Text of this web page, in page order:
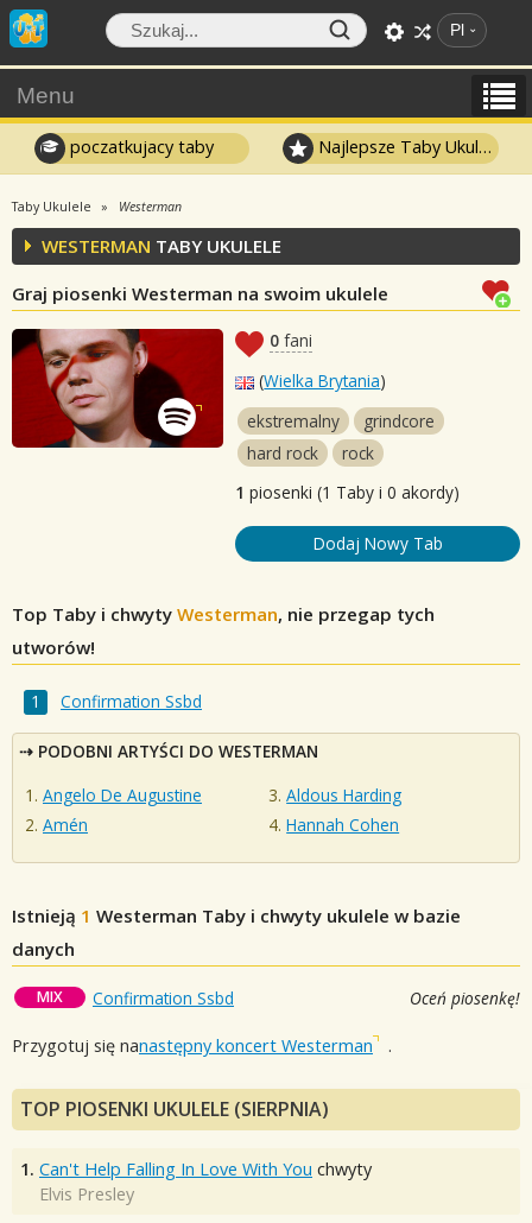
Pl
Menu
poczatkujacy taby Najlepsze Taby Ukulele
Taby Ukulele Westerman
WESTERMAN TABY UKULELE
Graj piosenki Westerman na swoim ukulele
0 fani
(Wielka Brytania)
ekstremalny
grindcore
hard rock
rock
1 piosenki (1 Taby i 0 akordy)
Dodaj Nowy Tab
Top Taby i chwyty Westerman, nie przegap tych
utworów!
Confirmation Ssbd
PODOBNI ARTYŚCI DO WESTERMAN
Angelo De Augustine
Amén
Aldous Harding
Hannah Cohen
Istnieją 1 Westerman Taby i chwyty ukulele w bazie
danych
MIX Confirmation Ssbd Oceń piosenkę!
Przygotuj się nanastępny koncert Westerman .
TOP PIOSENKI UKULELE (SIERPNIA)
1. Can't Help Falling In Love With You chwyty
Elvis Presley